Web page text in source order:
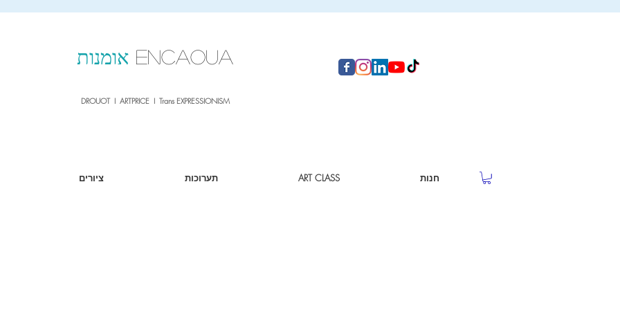
אומנות ENCAOUA
DROUOT I ARTPRICE I Trans EXPRESSIONISM
ציורים תערוכות ART CLASS חנות